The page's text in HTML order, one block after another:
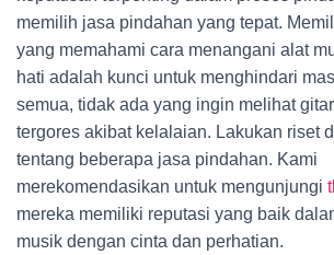
memilih jasa pindahan yang tepat.
yang memahami cara menangani alat
hati adalah kunci untuk menghindari
semua, tidak ada yang ingin melihat
tergores akibat kelalaian. Lakukan riset
tentang beberapa jasa pindahan. Kami
merekomendasikan untuk mengunjungi
mereka memiliki reputasi yang baik
musik dengan cinta dan perhatian.